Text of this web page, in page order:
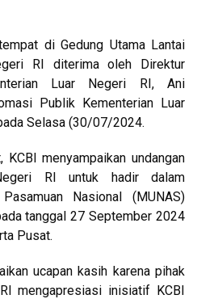
di Gedung Utama Lantai
RI diterima oleh Direktur
Luar Negeri RI, Ani
Publik Kementerian Luar
Selasa (30/07/2024.
menyampaikan undangan
RI untuk hadir dalam
Nasional (MUNAS)
tanggal 27 September 2024
Pusat.
ucapan kasih karena pihak
mengapresiasi inisiatif KCBI